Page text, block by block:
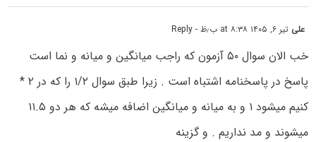
علی تیر ۶, ۱۴۰۵ at ۸:۳۸ ب٫ظ - Reply
خب الان سوال ۵۰ آزمون که راجب میانگین و میانه و نما است
پاسخ در پاسخنامه اشتباه است . زیرا طبق سوال ۱/۲ را که در ۲ *
کنیم میشود ۱ و به میانه و میانگین اضافه میشه که هر دو ۱۱.۵
میشوند و مد نداریم . و گزینه